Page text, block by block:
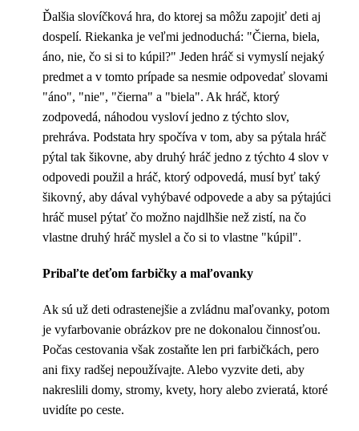
Ďalšia slovíčková hra, do ktorej sa môžu zapojiť deti aj
dospelí. Riekanka je veľmi jednoduchá: "Čierna, biela,
áno, nie, čo si si to kúpil?" Jeden hráč si vymyslí nejaký
predmet a v tomto prípade sa nesmie odpovedať slovami
"áno", "nie", "čierna" a "biela". Ak hráč, ktorý
zodpovedá, náhodou vysloví jedno z týchto slov,
prehráva. Podstata hry spočíva v tom, aby sa pýtala hráč
pýtal tak šikovne, aby druhý hráč jedno z týchto 4 slov v
odpovedi použil a hráč, ktorý odpovedá, musí byť taký
šikovný, aby dával vyhýbavé odpovede a aby sa pýtajúci
hráč musel pýtať čo možno najdlhšie než zistí, na čo
vlastne druhý hráč myslel a čo si to vlastne "kúpil".
Pribaľte deťom farbičky a maľovanky
Ak sú už deti odrastenejšie a zvládnu maľovanky, potom
je vyfarbovanie obrázkov pre ne dokonalou činnosťou.
Počas cestovania však zostaňte len pri farbičkách, pero
ani fixy radšej nepoužívajte. Alebo vyzvite deti, aby
nakreslili domy, stromy, kvety, hory alebo zvieratá, ktoré
uvidíte po ceste.